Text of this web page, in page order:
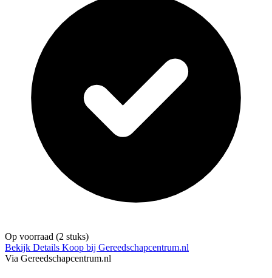
Op voorraad (2 stuks)
Bekijk Details Koop bij Gereedschapcentrum.nl
Via Gereedschapcentrum.nl